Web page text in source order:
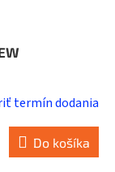
termín dodania
Do košíka